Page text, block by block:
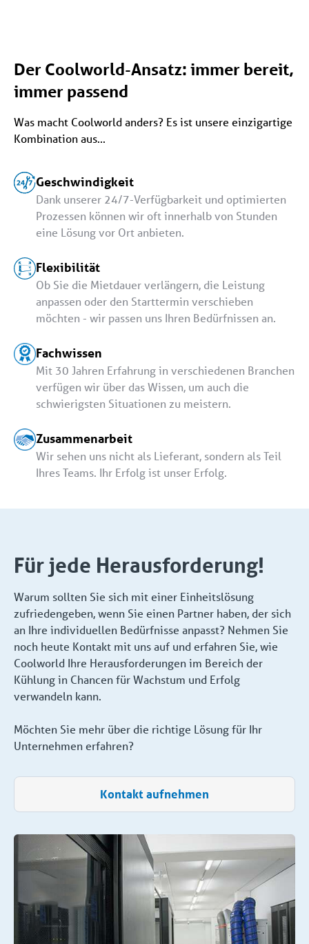
Der Coolworld-Ansatz: immer bereit,
immer passend
Was macht Coolworld anders? Es ist unsere einzigartige
Kombination aus...
Geschwindigkeit
Dank unserer 24/7-Verfügbarkeit und optimierten
Prozessen können wir oft innerhalb von Stunden
eine Lösung vor Ort anbieten.
Flexibilität
Ob Sie die Mietdauer verlängern, die Leistung
anpassen oder den Starttermin verschieben
möchten - wir passen uns Ihren Bedürfnissen an.
Fachwissen
Mit 30 Jahren Erfahrung in verschiedenen Branchen
verfügen wir über das Wissen, um auch die
schwierigsten Situationen zu meistern.
Zusammenarbeit
Wir sehen uns nicht als Lieferant, sondern als Teil
Ihres Teams. Ihr Erfolg ist unser Erfolg.
Für jede Herausforderung!
Warum sollten Sie sich mit einer Einheitslösung
zufriedengeben, wenn Sie einen Partner haben, der sich
an Ihre individuellen Bedürfnisse anpasst? Nehmen Sie
noch heute Kontakt mit uns auf und erfahren Sie, wie
Coolworld Ihre Herausforderungen im Bereich der
Kühlung in Chancen für Wachstum und Erfolg
verwandeln kann.
Möchten Sie mehr über die richtige Lösung für Ihr
Unternehmen erfahren?
Kontakt aufnehmen